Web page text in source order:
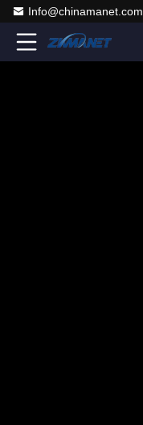
Info@chinamanet.com